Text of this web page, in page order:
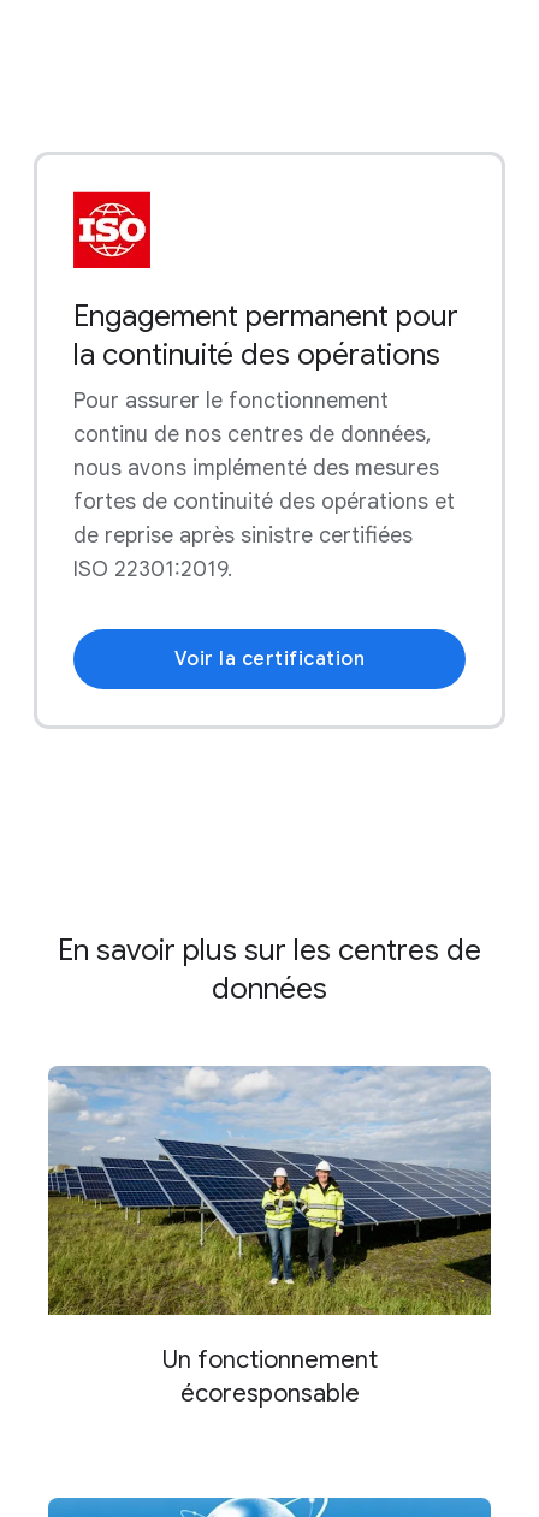
Engagement permanent pour
la continuité des opérations
Pour assurer le fonctionnement
continu de nos centres de données,
nous avons implémenté des mesures
fortes de continuité des opérations et
de reprise après sinistre certifiées
ISO 22301:2019.
Voir la certification
En savoir plus sur les centres de
données
Un fonctionnement
écoresponsable